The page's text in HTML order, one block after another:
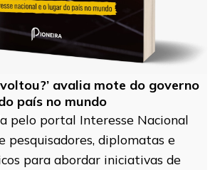
avalia mote do governo
país no mundo
pelo portal Interesse Nacional
pesquisadores, diplomatas e
para abordar iniciativas de